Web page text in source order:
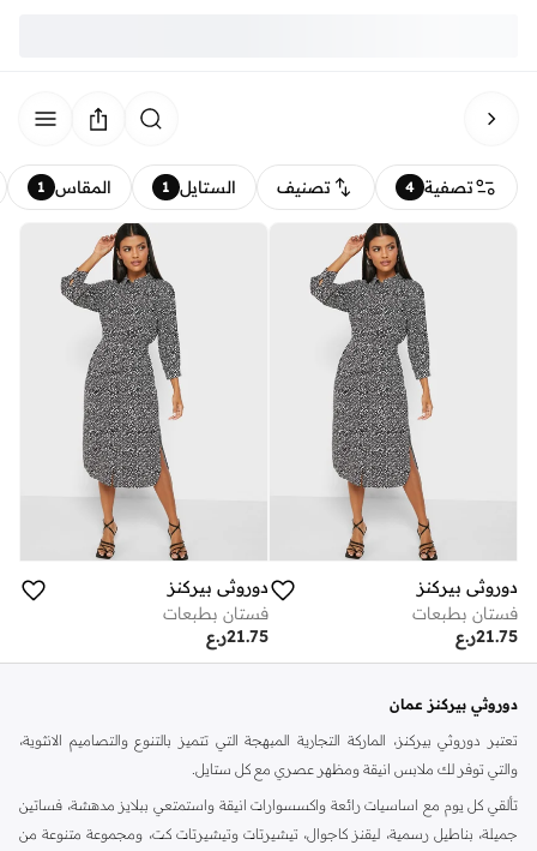
تصفية 4 تصنيف الستايل 1 المقاس 1
دوروثي بيركنز
فستان بطبعات
ر.ع21.75
دوروثي بيركنز
فستان بطبعات
ر.ع21.75
دوروثي بيركنز عمان
تعتبر دوروثي بيركنز، الماركة التجارية المبهجة التي تتميز بالتنوع والتصاميم الانثوية،
والتي توفر لك ملابس انيقة ومظهر عصري مع كل ستايل.
تألقي كل يوم مع اساسيات رائعة واكسسوارات انيقة واستمتعي ببلايز مدهشة، فساتين
جميلة، بناطيل رسمية، ليقنز كاجوال، تيشيرتات وتيشيرتات كت، ومجموعة متنوعة من